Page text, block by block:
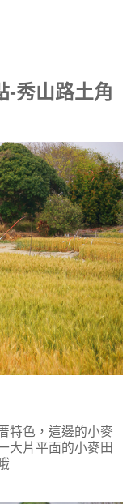
-秀山路土角
特色，這邊的小麥
大片平面的小麥田